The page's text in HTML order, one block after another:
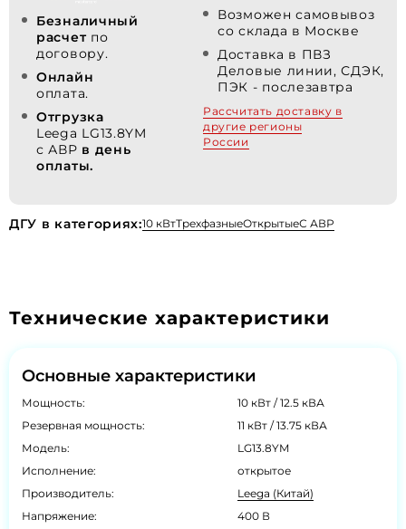
Безналичный
расчет по
договору.
Онлайн
оплата.
Отгрузка
Leega LG13.8YM
с АВР в день
оплаты.
Возможен самовывоз
со склада в Москве
Доставка в ПВЗ
Деловые линии, СДЭК,
ПЭК - послезавтра
Рассчитать доставку в
другие регионы
России
ДГУ в категориях:10 кВтТрехфазныеОткрытыеС АВР
Технические характеристики
Основные характеристики
Мощность:
10 кВт / 12.5 кВА
Резервная мощность:
11 кВт / 13.75 кВА
Модель:
LG13.8YM
Исполнение:
открытое
Производитель:
Leega (Китай)
Напряжение:
400 В